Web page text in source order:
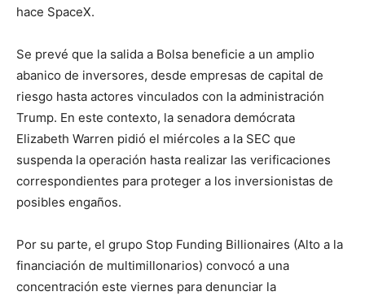
hace SpaceX.
Se prevé que la salida a Bolsa beneficie a un amplio
abanico de inversores, desde empresas de capital de
riesgo hasta actores vinculados con la administración
Trump. En este contexto, la senadora demócrata
Elizabeth Warren pidió el miércoles a la SEC que
suspenda la operación hasta realizar las verificaciones
correspondientes para proteger a los inversionistas de
posibles engaños.
Por su parte, el grupo Stop Funding Billionaires (Alto a la
financiación de multimillonarios) convocó a una
concentración este viernes para denunciar la